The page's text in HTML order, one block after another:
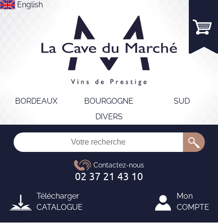
English
BORDEAUX BOURGOGNE
SUD
DIVERS
Télécharger
CATALOGUE
Mon
COMPTE